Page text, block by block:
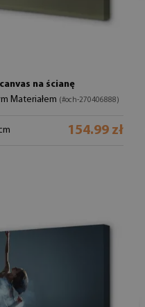
na ścianę
Materiałem (#och-270406888)
154.99 zł